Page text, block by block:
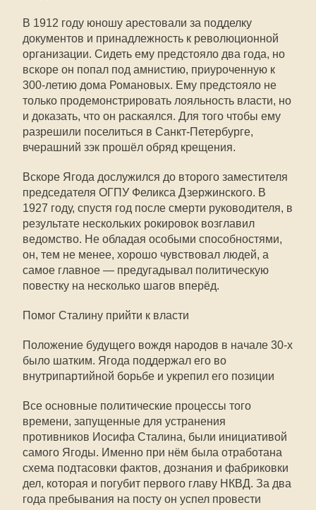
В 1912 году юношу арестовали за подделку
документов и принадлежность к революционной
организации. Сидеть ему предстояло два года, но
вскоре он попал под амнистию, приуроченную к
300-летию дома Романовых. Ему предстояло не
только продемонстрировать лояльность власти, но
и доказать, что он раскаялся. Для того чтобы ему
разрешили поселиться в Санкт-Петербурге,
вчерашний зэк прошёл обряд крещения.
Вскоре Ягода дослужился до второго заместителя
председателя ОГПУ Феликса Дзержинского. В
1927 году, спустя год после смерти руководителя, в
результате нескольких рокировок возглавил
ведомство. Не обладая особыми способностями,
он, тем не менее, хорошо чувствовал людей, а
самое главное — предугадывал политическую
повестку на несколько шагов вперёд.
Помог Сталину прийти к власти
Положение будущего вождя народов в начале 30-х
было шатким. Ягода поддержал его во
внутрипартийной борьбе и укрепил его позиции
Все основные политические процессы того
времени, запущенные для устранения
противников Иосифа Сталина, были инициативой
самого Ягоды. Именно при нём была отработана
схема подтасовки фактов, дознания и фабриковки
дел, которая и погубит первого главу НКВД. За два
года пребывания на посту он успел провести